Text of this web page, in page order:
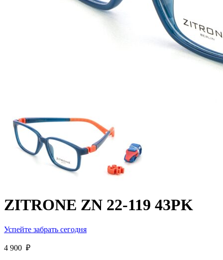
ZITRONE ZN 22-119 43PK
Успейте забрать сегодня
4 900 ₽